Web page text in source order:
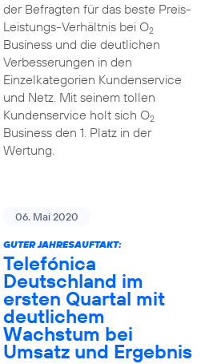
der Befragten für das beste Preis-
Leistungs-Verhältnis bei O2
Business und die deutlichen
Verbesserungen in den
Einzelkategorien Kundenservice
und Netz. Mit seinem tollen
Kundenservice holt sich O2
Business den 1. Platz in der
Wertung.
06. Mai 2020
GUTER JAHRESAUFTAKT:
Telefónica
Deutschland im
ersten Quartal mit
deutlichem
Wachstum bei
Umsatz und Ergebnis